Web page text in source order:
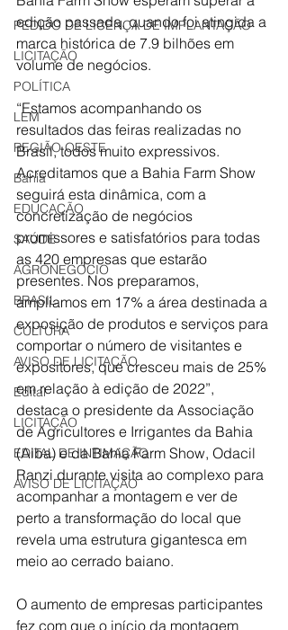
PEDIDO DE LICENÇA DE IMPLANTAÇÃO
LICITAÇÃO
POLÍTICA
LEM
REGIÃO OESTE
Bahia
EDUCAÇÃO
SAÚDE
AGRONEGÓCIO
BRASIL
CULTURA
AVISO DE LICITAÇÃO
Edital
LICITAÇÃO
EDITAL DE INTIMAÇÃO
AVISO DE LICITAÇÃO
edição passada, quando foi atingida a
marca histórica de 7.9 bilhões em
volume de negócios.
“Estamos acompanhando os
resultados das feiras realizadas no
Brasil, todos muito expressivos.
Acreditamos que a Bahia Farm Show
seguirá esta dinâmica, com a
concretização de negócios
promissores e satisfatórios para todas
as 420 empresas que estarão
presentes. Nos preparamos,
ampliamos em 17% a área destinada a
exposição de produtos e serviços para
comportar o número de visitantes e
expositores, que cresceu mais de 25%
em relação à edição de 2022”,
destaca o presidente da Associação
de Agricultores e Irrigantes da Bahia
(Aiba) e da Bahia Farm Show, Odacil
Ranzi durante visita ao complexo para
acompanhar a montagem e ver de
perto a transformação do local que
revela uma estrutura gigantesca em
meio ao cerrado baiano.
O aumento de empresas participantes
fez com que o início da montagem